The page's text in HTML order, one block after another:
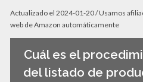
Actualizado el 2024-01-20 / Usamos
web de Amazon automáticamente
Cuál es el
del listado de